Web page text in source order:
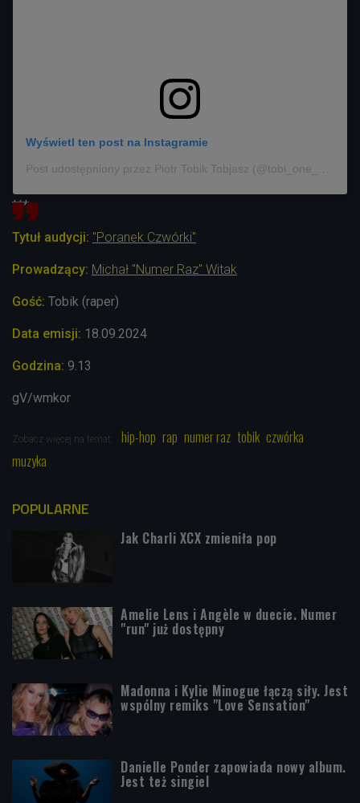
Wyświetl ten post na Instagramie
***
Tytuł audycji: "Poranek Czwórki"
Prowadzący: Michał "Numer Raz" Witak
Gość: Tobik (raper)
Data emisji: 18.09 .2024
Godzina: 9.13
gV/wmkor
Zobacz więcej na temat: hip-hop rap numer raz tobik czwórka
muzyka
POPULARNE
Jak Charli XCX zmieniła pop
Amelie Lens i Angèle w duecie. Numer
"run" już dostępny
Madonna i Kylie Minogue łączą siły. Jest
wspólny remiks "Love Sensation"
Danielle Ponder zapowiada nowy album.
Jest też singiel